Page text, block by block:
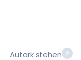
Autark stehen